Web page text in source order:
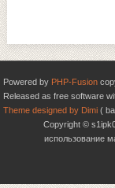
Powered by PHP-Fusion
Released as free software
Theme designed by Dimi (
Copyright ©
использование